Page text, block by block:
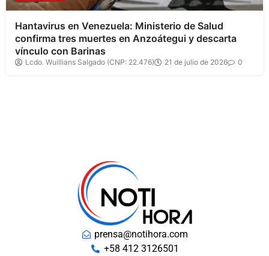
Hantavirus en Venezuela: Ministerio de Salud
confirma tres muertes en Anzoátegui y descarta
vínculo con Barinas
Lcdo. Wuillians Salgado (CNP: 22.476) 21 de julio de 2026 0
prensa@notihora.com
+58 412 3126501